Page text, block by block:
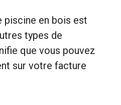
piscine en bois est
types de
que vous pouvez
sur votre facture